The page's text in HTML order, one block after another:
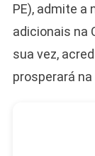
PE), admite a
adicionais na
sua vez,
prosperará